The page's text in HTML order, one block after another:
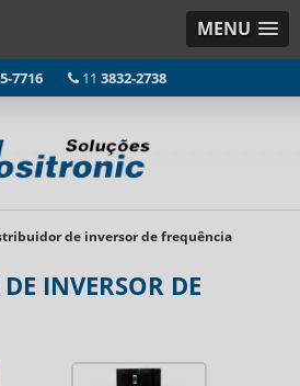
MENU
7716 11 3832-2738
de inversor de frequência
INVERSOR DE